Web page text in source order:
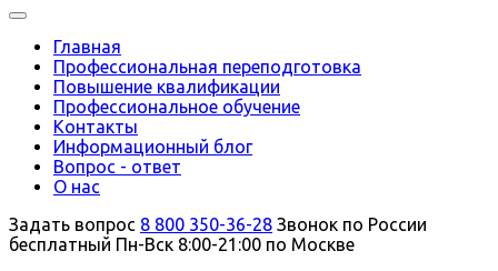
Главная
Профессиональная переподготовка
Повышение квалификации
Профессиональное обучение
Контакты
Информационный блог
Вопрос - ответ
О нас
Задать вопрос 8 800 350-36-28 Звонок по России
бесплатный Пн-Вск 8:00-21:00 по Москве